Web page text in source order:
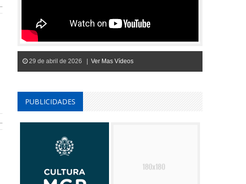
29 de abril de 2026 | Ver Mas Vídeos
PUBLICIDADES